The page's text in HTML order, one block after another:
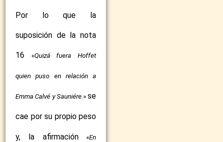
Por lo que la
suposición de la nota
16 «Quizá fuera Hoffet
quien puso en relación a
Emma Calvé y Sauniére. » se
cae por su propio peso
y, la afirmación«En